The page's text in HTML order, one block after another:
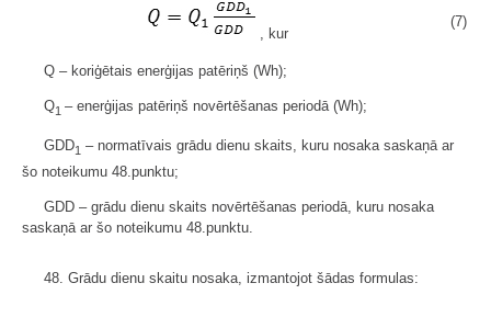
, kur
(7)
Q – koriģētais enerģijas patēriņš (Wh);
Q1 – enerģijas patēriņš novērtēšanas periodā (Wh);
GDD1 – normatīvais grādu dienu skaits, kuru nosaka saskaņā ar
šo noteikumu 48.punktu;
GDD – grādu dienu skaits novērtēšanas periodā, kuru nosaka
saskaņā ar šo noteikumu 48.punktu.
48. Grādu dienu skaitu nosaka, izmantojot šādas formulas: